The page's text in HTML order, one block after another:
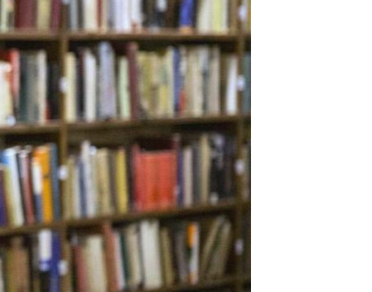
Relecturas
Sociedad
Turismo accidental
Vidas paralelas
Voces y lecturas